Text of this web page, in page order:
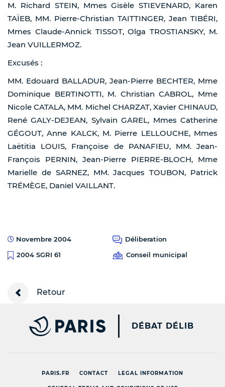
M. Richard STEIN, Mmes Gisèle STIEVENARD, Karen
TAÏEB, MM. Pierre-Christian TAITTINGER, Jean TIBÉRI,
Mmes Claude-Annick TISSOT, Olga TROSTIANSKY, M.
Jean VUILLERMOZ.
Excusés :
MM. Edouard BALLADUR, Jean-Pierre BECHTER, Mme
Dominique BERTINOTTI, M. Christian CABROL, Mme
Nicole CATALA, MM. Michel CHARZAT, Xavier CHINAUD,
René GALY-DEJEAN, Sylvain GAREL, Mmes Catherine
GÉGOUT, Anne KALCK, M. Pierre LELLOUCHE, Mmes
Laëtitia LOUIS, Françoise de PANAFIEU, MM. Jean-
François PERNIN, Jean-Pierre PIERRE-BLOCH, Mme
Marielle de SARNEZ, MM. Jacques TOUBON, Patrick
TRÉMÈGE, Daniel VAILLANT.
Novembre 2004
Déliberation
2004 SGRI 61
Conseil municipal
Retour
PARIS.FR [NEW
DÉBAT DÉLIB
PARIS.FR CONTACT LEGAL INFORMATION